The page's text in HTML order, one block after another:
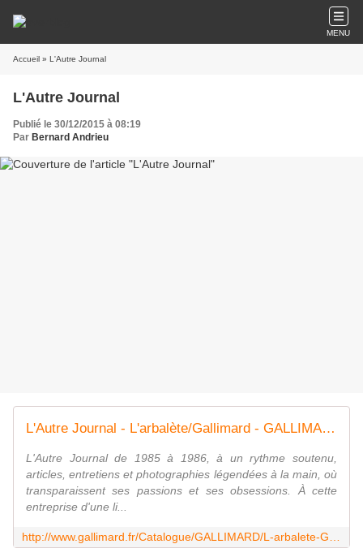
MENU
Accueil » L'Autre Journal
L'Autre Journal
Publié le 30/12/2015 à 08:19
Par Bernard Andrieu
L'Autre Journal - L'arbalète/Gallimard - GALLIMARD - Site Gallimard
L'Autre Journal de 1985 à 1986, à un rythme soutenu,
articles, entretiens et photographies légendées à la main, où
transparaissent ses passions et ses obsessions. À cette
entreprise d'une li...